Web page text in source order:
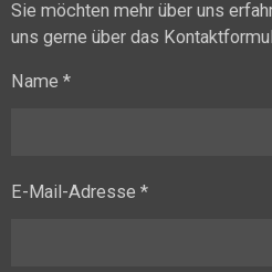
Sie möchten mehr über uns
uns gerne über das
Name *
E-Mail-Adresse *